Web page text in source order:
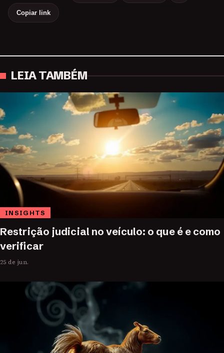
Copiar link
LEIA TAMBÉM
INSIGHTS
Restrição judicial no veículo: o que é e como
verificar
25 de jun.